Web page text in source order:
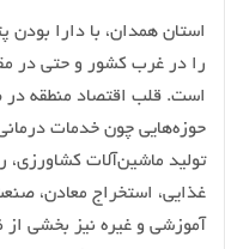
استان همدان، با دارا بودن
را در غرب کشور و حتی در
است. قلب اقتصاد منطقه در
حوزه‌هایی چون خدمات
تولید ماشین‌آلات کشاورزی،
غذایی، استخراج معادن،
آموزشی و غیره نیز بخشی